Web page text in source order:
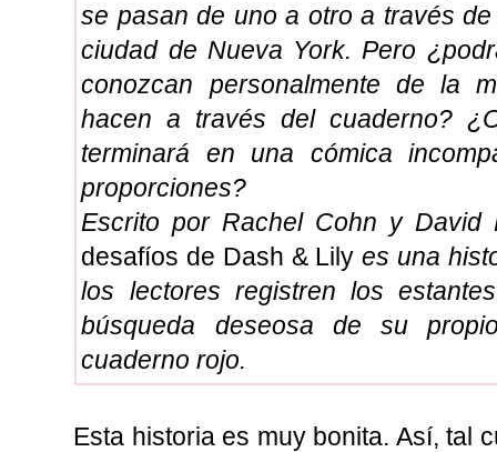
se pasan de uno a otro a través
ciudad de Nueva York. Pero
conozcan personalmente de la
hacen a través del cuaderno?
terminará en una cómica
proporciones?
Escrito por Rachel Cohn y David
desafíos de Dash & Lily es una
los lectores registren los
búsqueda deseosa de su
cuaderno rojo.
Esta historia es muy bonita. Así, tal